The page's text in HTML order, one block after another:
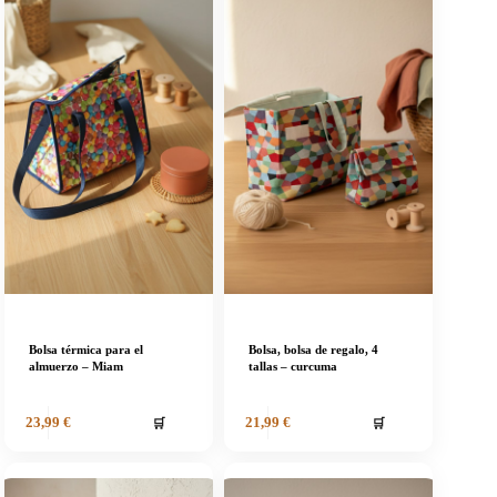
Bolsa térmica para el
almuerzo – Miam
23,99 € 🛒
Bolsa, bolsa de regalo, 4
tallas – curcuma
21,99 € 🛒